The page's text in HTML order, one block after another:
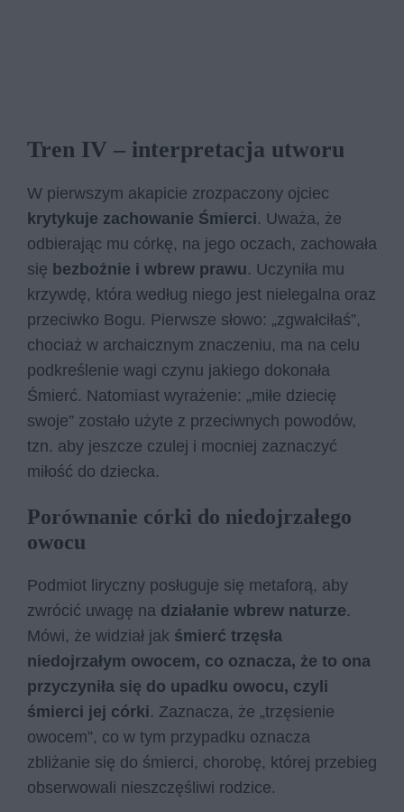
Tren IV – interpretacja utworu
W pierwszym akapicie zrozpaczony ojciec
krytykuje zachowanie Śmierci. Uważa, że
odbierając mu córkę, na jego oczach, zachowała
się bezbożnie i wbrew prawu. Uczyniła mu
krzywdę, która według niego jest nielegalna oraz
przeciwko Bogu. Pierwsze słowo: „zgwałciłaś”,
chociaż w archaicznym znaczeniu, ma na celu
podkreślenie wagi czynu jakiego dokonała
Śmierć. Natomiast wyrażenie: „miłe dziecię
swoje” zostało użyte z przeciwnych powodów,
tzn. aby jeszcze czulej i mocniej zaznaczyć
miłość do dziecka.
Porównanie córki do niedojrzałego
owocu
Podmiot liryczny posługuje się metaforą, aby
zwrócić uwagę na działanie wbrew naturze.
Mówi, że widział jak śmierć trzęsła
niedojrzałym owocem, co oznacza, że to ona
przyczyniła się do upadku owocu, czyli
śmierci jej córki. Zaznacza, że „trzęsienie
owocem”, co w tym przypadku oznacza
zbliżanie się do śmierci, chorobę, której przebieg
obserwowali nieszczęśliwi rodzice.